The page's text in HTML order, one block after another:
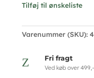
Tilføj til ønskeliste
Varenummer (SKU):
Z Fri fragt
Ved køb over 499,-